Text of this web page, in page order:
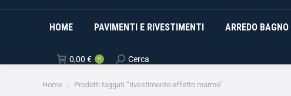
HOME PAVIMENTI E RIVESTIMENTI ARREDO BAGNO
0,00 € 0 Cerca
Tu sei qui:
Home Prodotti taggati “rivestimento effetto marmo”